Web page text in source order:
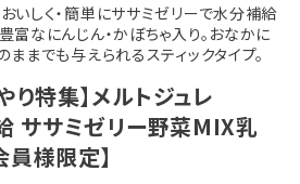
いしく・簡単にササミゼリーで水分補給
富なにんじん・かぼちゃ入り。おなかに
までも与えられるスティックタイプ。
り特集】メルトジュレ
ササミゼリー野菜MIX乳
様限定】